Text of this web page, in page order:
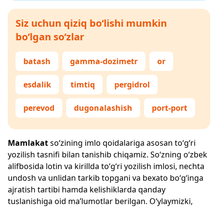
Siz uchun qiziq bo‘lishi mumkin
bo‘lgan so‘zlar
batash gamma-dozimetr or
esdalik timtiq pergidrol
perevod dugonalashish port-port
Mamlakatso‘zining imlo qoidalariga asosan to‘g‘ri
yozilish tasnifi bilan tanishib chiqamiz. So‘zning o‘zbek
alifbosida lotin va kirillda to‘g‘ri yozilish imlosi, nechta
undosh va unlidan tarkib topgani va bexato bo‘g‘inga
ajratish tartibi hamda kelishiklarda qanday
tuslanishiga oid ma’lumotlar berilgan. O‘ylaymizki,